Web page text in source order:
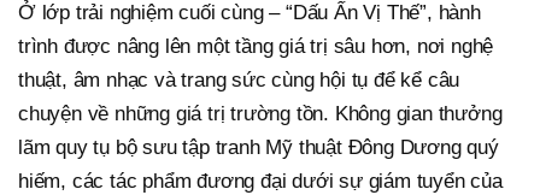
Ở lớp trải nghiệm cuối cùng – “Dấu Ấn Vị Thế”, hành
trình được nâng lên một tầng giá trị sâu hơn, nơi nghệ
thuật, âm nhạc và trang sức cùng hội tụ để kể câu
chuyện về những giá trị trường tồn. Không gian thưởng
lãm quy tụ bộ sưu tập tranh Mỹ thuật Đông Dương quý
hiếm, các tác phẩm đương đại dưới sự giám tuyển của